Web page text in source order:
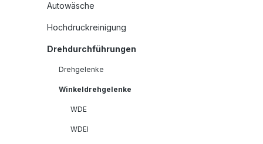
Autowäsche
Hochdruckreinigung
Drehdurchführungen
Drehgelenke
Winkeldrehgelenke
WDE
WDEI